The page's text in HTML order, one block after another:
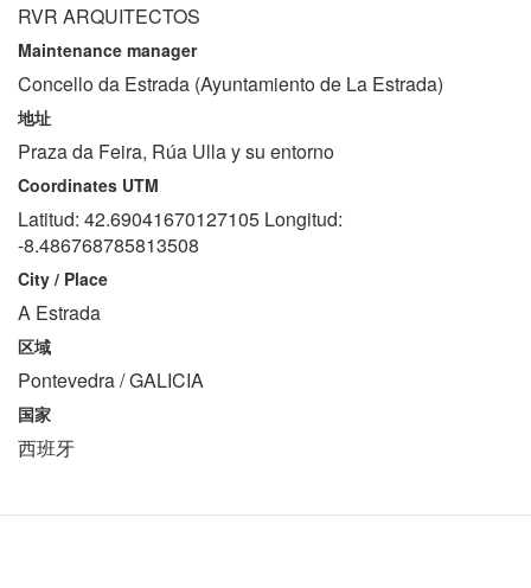
RVR ARQUITECTOS
Maintenance manager
Concello da Estrada (Ayuntamiento de La Estrada)
地址
Praza da Feira, Rúa Ulla y su entorno
Coordinates UTM
Latitud: 42.69041670127105 Longitud:
-8.486768785813508
City / Place
A Estrada
区域
Pontevedra / GALICIA
国家
西班牙